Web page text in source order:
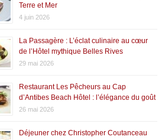
Terre et Mer
4 juin 2026
La Passagère : L’éclat culinaire au cœur
de l’Hôtel mythique Belles Rives
29 mai 2026
Restaurant Les Pêcheurs au Cap
d’Antibes Beach Hôtel : l’élégance du goût
26 mai 2026
Déjeuner chez Christopher Coutanceau